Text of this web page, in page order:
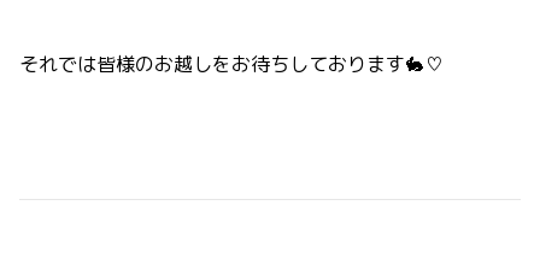
それでは皆様のお越しをお待ちしております🐇♡